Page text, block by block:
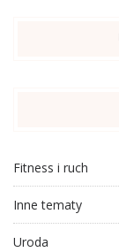
Fitness i ruch
Inne tematy
Uroda